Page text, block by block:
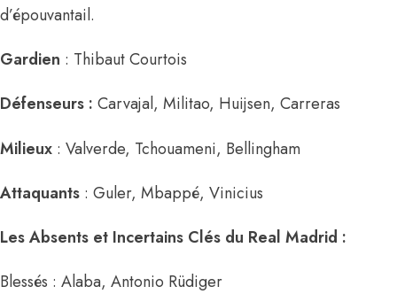
d’épouvantail.
Gardien : Thibaut Courtois
Défenseurs : Carvajal, Militao, Huijsen, Carreras
Milieux : Valverde, Tchouameni, Bellingham
Attaquants : Guler, Mbappé, Vinicius
Les Absents et Incertains Clés du Real Madrid :
Blessés : Alaba, Antonio Rüdiger